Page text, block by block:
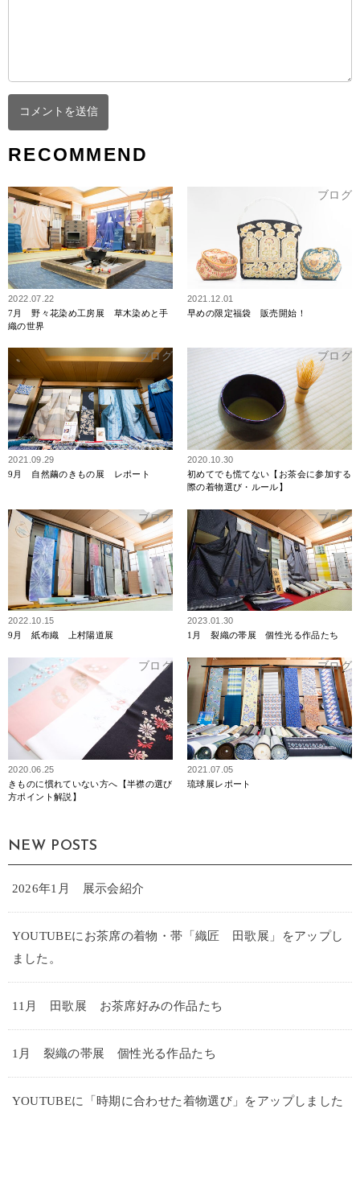
RECOMMEND
ブログ
2022.07.22
7月 野々花染め工房展 草木染めと手
織の世界
ブログ
2021.12.01
早めの限定福袋 販売開始！
ブログ
2021.09.29
9月 自然繭のきもの展 レポート
ブログ
2020.10.30
初めてでも慌てない【お茶会に参加する
際の着物選び・ルール】
ブログ
2022.10.15
9月 紙布織 上村陽道展
ブログ
2023.01.30
1月 裂織の帯展 個性光る作品たち
ブログ
2020.06.25
きものに慣れていない方へ【半襟の選び
方ポイント解説】
ブログ
2021.07.05
琉球展レポート
NEW POSTS
2026年1月 展示会紹介
YOUTUBEにお茶席の着物・帯「織匠 田歌展」をアップし
ました。
11月 田歌展 お茶席好みの作品たち
1月 裂織の帯展 個性光る作品たち
YOUTUBEに「時期に合わせた着物選び」をアップしました